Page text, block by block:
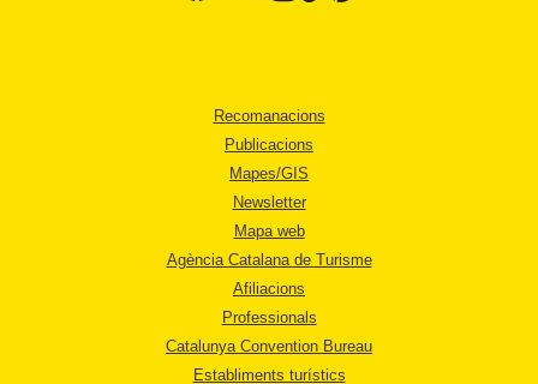
Recomanacions
Publicacions
Mapes/GIS
Newsletter
Mapa web
Agència Catalana de Turisme
Afiliacions
Professionals
Catalunya Convention Bureau
Establiments turístics